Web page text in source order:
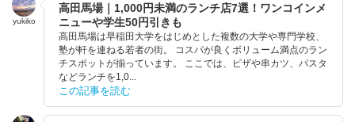
yukiko
高田馬場｜1,000円未満のランチ店7選！ワンコインメ
ニューや学生50円引きも
高田馬場は早稲田大学をはじめとした複数の大学や専門学校、
塾が軒を連ねる若者の街。 コスパが良くボリューム満点のラン
チスポットが揃っています。 ここでは、ピザや串カツ、パスタ
などランチを1,0...
この記事を読む